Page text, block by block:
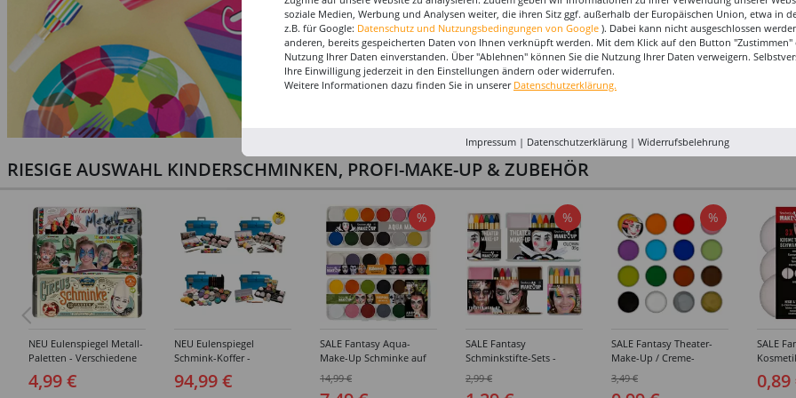
RIESIGE AUSWAHL KINDERSCHMINKEN, PROFI-MAKE-UP & ZUBEHÖR
NEU Eulenspiegel Metall-
Paletten - Verschiedene
4,99 €
NEU Eulenspiegel
Schmink-Koffer -
Ausführungen
94,99 €
%
SALE Fantasy Aqua-
Make-Up Schminke auf
Paletten - Verschiedene
14,99 €
%
SALE Fantasy
Schminkstifte-Sets -
Ausführungen
2,99 €
%
SALE Fantasy Theater-
Make-Up / Creme-
25g - Verschiedene
3,49 €
SALE
0,89
soziale Medien, Werbung und Analysen weiter, die ihren Sitz ggf. außerhalb der Europäischen Union, etwa in
z.B. für Google: Datenschutz und Nutzungsbedingungen von Google ). Dabei kann nicht ausgeschlossen
anderen, bereits gespeicherten Daten von Ihnen verknüpft werden. Mit dem Klick auf den Button "Zustimmen"
Nutzung Ihrer Daten einverstanden. Über "Ablehnen" können Sie die Nutzung Ihrer Daten verweigern.
Ihre Einwilligung jederzeit in den Einstellungen ändern oder widerrufen.
Weitere Informationen dazu finden Sie in unserer Datenschutzerklärung.
Impressum| Datenschutzerklärung| Widerrufsbelehrung